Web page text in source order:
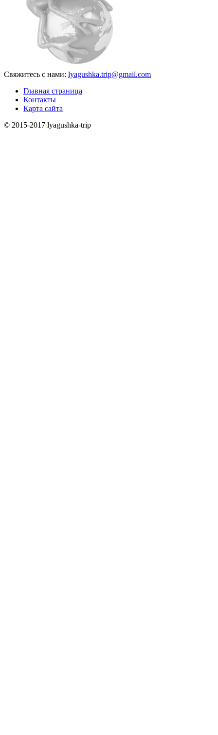
Свяжитесь с нами: lyagushka.trip@gmail.com
Главная страница
Контакты
Карта сайта
© 2015-2017 lyagushka-trip